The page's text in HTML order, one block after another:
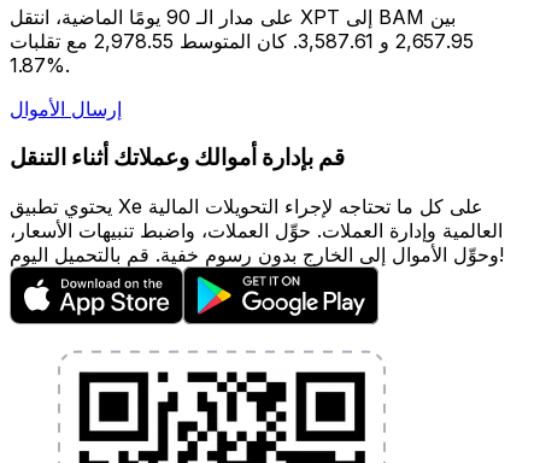
على مدار الـ 90 يومًا الماضية، انتقل XPT إلى BAM بين
2,657.95 و 3,587.61. كان المتوسط 2,978.55 مع تقلبات
1.87%.
إرسال الأموال
قم بإدارة أموالك وعملاتك أثناء التنقل
يحتوي تطبيق Xe على كل ما تحتاجه لإجراء التحويلات المالية
العالمية وإدارة العملات. حوِّل العملات، واضبط تنبيهات الأسعار،
وحوِّل الأموال إلى الخارج بدون رسوم خفية. قم بالتحميل اليوم!